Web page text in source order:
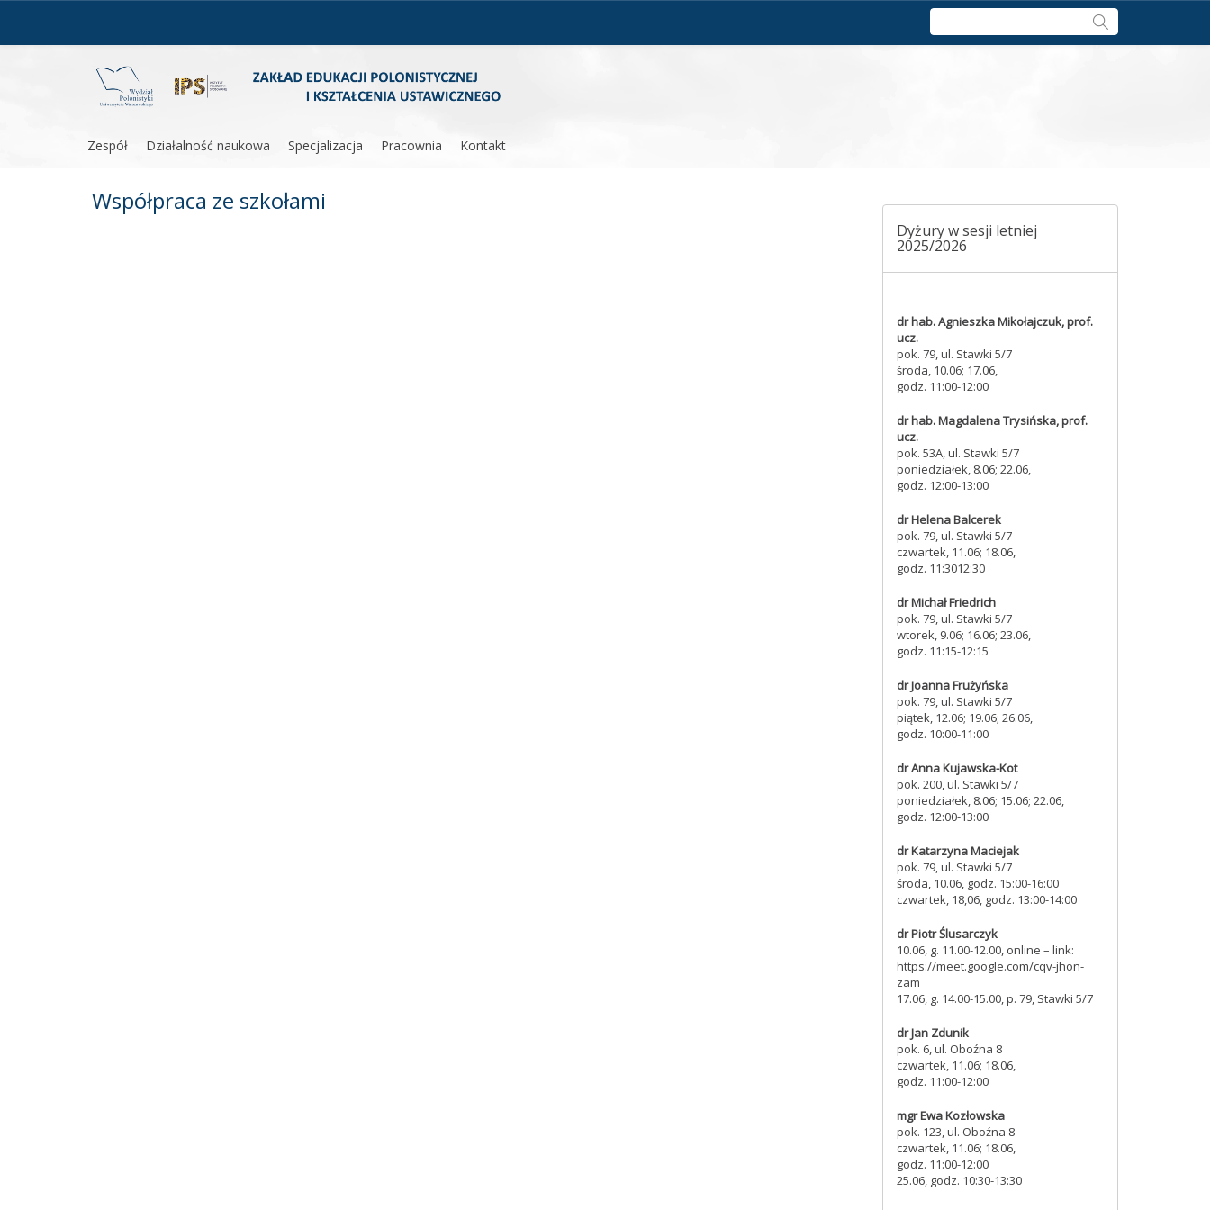
content
Szukaj:
Zespół Działalność naukowa Specjalizacja Pracownia Kontakt
Współpraca ze szkołami
Dyżury w sesji letniej
2025/2026
dr hab. Agnieszka Mikołajczuk, prof.
ucz.
pok. 79, ul. Stawki 5/7
środa, 10.06; 17.06,
godz. 11:00-12:00
dr hab. Magdalena Trysińska, prof.
ucz.
pok. 53A, ul. Stawki 5/7
poniedziałek, 8.06; 22.06,
godz. 12:00-13:00
dr Helena Balcerek
pok. 79, ul. Stawki 5/7
czwartek, 11.06; 18.06,
godz. 11:3012:30
dr Michał Friedrich
pok. 79, ul. Stawki 5/7
wtorek, 9.06; 16.06; 23.06,
godz. 11:15-12:15
dr Joanna Frużyńska
pok. 79, ul. Stawki 5/7
piątek, 12.06; 19.06; 26.06,
godz. 10:00-11:00
dr Anna Kujawska-Kot
pok. 200, ul. Stawki 5/7
poniedziałek, 8.06; 15.06; 22.06,
godz. 12:00-13:00
dr Katarzyna Maciejak
pok. 79, ul. Stawki 5/7
środa, 10.06, godz. 15:00-16:00
czwartek, 18,06, godz. 13:00-14:00
dr Piotr Ślusarczyk
10.06, g. 11.00-12.00, online – link:
https://meet.google.com/cqv-jhon-
zam
17.06, g. 14.00-15.00, p. 79, Stawki 5/7
dr Jan Zdunik
pok. 6,ul. Oboźna 8
czwartek, 11.06; 18.06,
godz. 11:00-12:00
mgr Ewa Kozłowska
pok. 123, ul. Oboźna 8
czwartek, 11.06; 18.06,
godz. 11:00-12:00
25.06, godz. 10:30-13:30